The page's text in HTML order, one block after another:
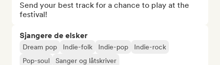
Send your best track for a chance to play at the
festival!
Sjangere de elsker
Dream pop Indie-folk Indie-pop
Indie-rock
Pop-soul
Sanger og låtskriver